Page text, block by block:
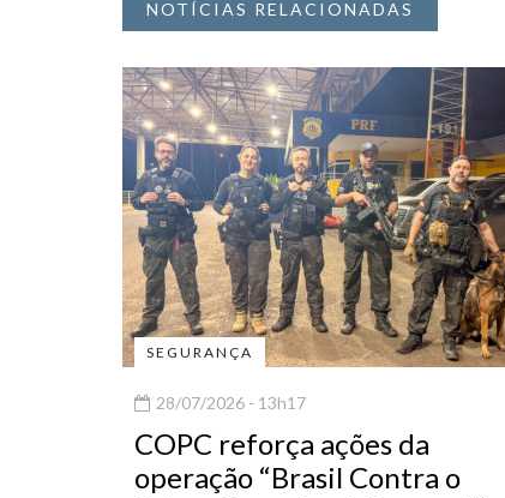
NOTÍCIAS RELACIONADAS
SEGURANÇA
28/07/2026 - 13h17
COPC reforça ações da
operação “Brasil Contra o